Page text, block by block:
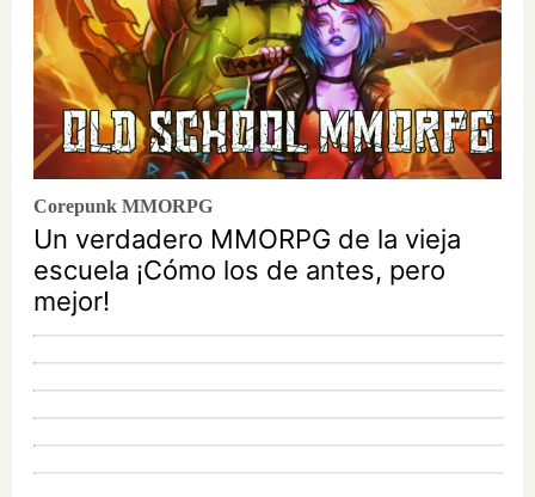
Corepunk MMORPG
Un verdadero MMORPG de la vieja
escuela ¡Cómo los de antes, pero
mejor!